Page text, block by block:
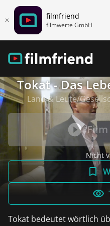
filmfriend
filmwerte GmbH
Tokat - Das
Land & Leute/
Nicht
Tokat bedeutet wörtlich